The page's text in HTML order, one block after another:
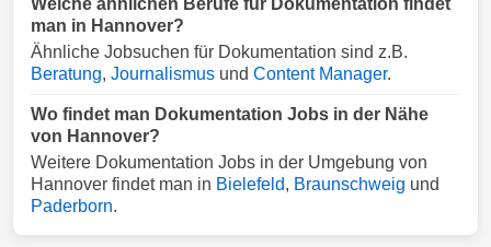
Welche ähnlichen Berufe für Dokumentation findet
man in Hannover?
Ähnliche Jobsuchen für Dokumentation sind z.B.
Beratung, Journalismus und Content Manager.
Wo findet man Dokumentation Jobs in der Nähe
von Hannover?
Weitere Dokumentation Jobs in der Umgebung von
Hannover findet man in Bielefeld, Braunschweig und
Paderborn.